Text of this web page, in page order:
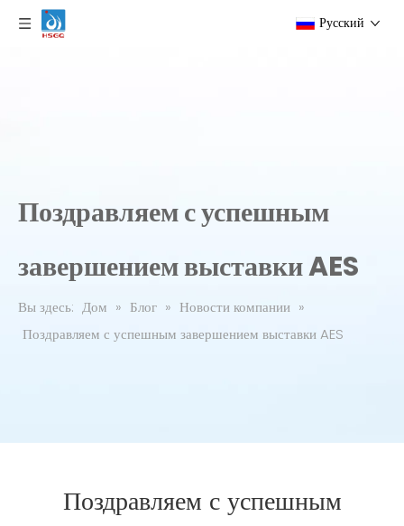
Pусский
Поздравляем с успешным
завершением выставки AES
Вы здесь: Дом » Блог » Новости компании »
Поздравляем с успешным завершением выставки AES
Поздравляем с успешным